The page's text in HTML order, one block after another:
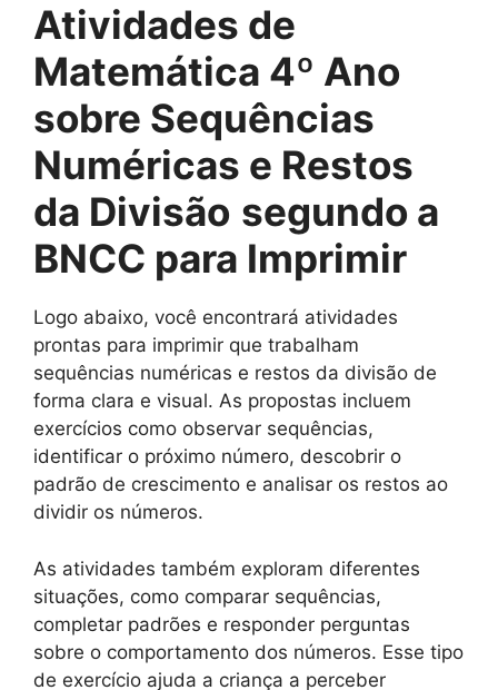
Atividades de
Matemática 4º Ano
sobre Sequências
Numéricas e Restos
da Divisão segundo a
BNCC para Imprimir
Logo abaixo, você encontrará atividades
prontas para imprimir que trabalham
sequências numéricas e restos da divisão de
forma clara e visual. As propostas incluem
exercícios como observar sequências,
identificar o próximo número, descobrir o
padrão de crescimento e analisar os restos ao
dividir os números.
As atividades também exploram diferentes
situações, como comparar sequências,
completar padrões e responder perguntas
sobre o comportamento dos números. Esse tipo
de exercício ajuda a criança a perceber